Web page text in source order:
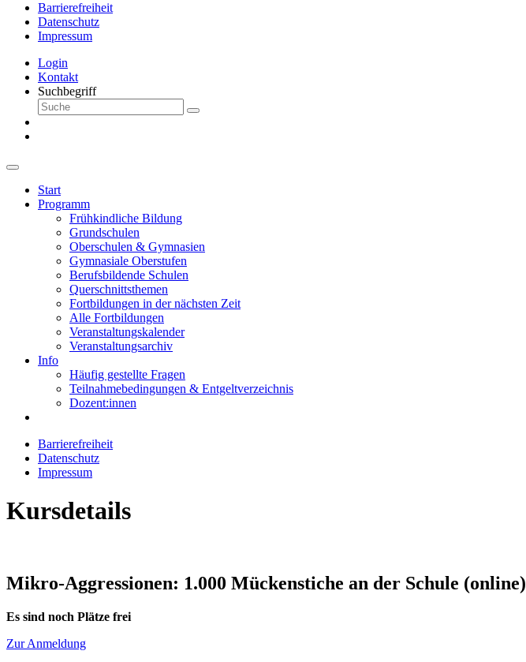
Barrierefreiheit
Datenschutz
Impressum
Login
Kontakt
Suchbegriff
Start
Programm
Frühkindliche Bildung
Grundschulen
Oberschulen & Gymnasien
Gymnasiale Oberstufen
Berufsbildende Schulen
Querschnittsthemen
Fortbildungen in der nächsten Zeit
Alle Fortbildungen
Veranstaltungskalender
Veranstaltungsarchiv
Info
Häufig gestellte Fragen
Teilnahmebedingungen & Entgeltverzeichnis
Dozent:innen
Barrierefreiheit
Datenschutz
Impressum
Kursdetails
Mikro-Aggressionen: 1.000 Mückenstiche an der Schule (online)
Es sind noch Plätze frei
Zur Anmeldung